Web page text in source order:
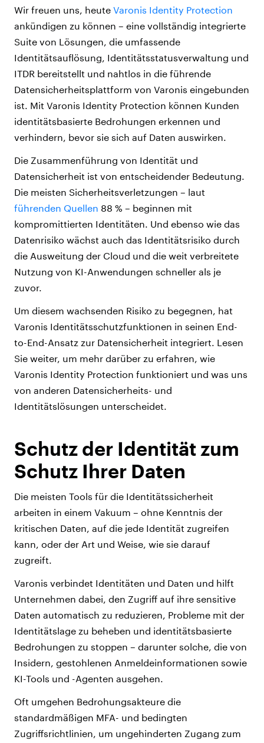
Wir freuen uns, heute Varonis Identity Protection
ankündigen zu können – eine vollständig integrierte
Suite von Lösungen, die umfassende
Identitätsauflösung, Identitätsstatusverwaltung und
ITDR bereitstellt und nahtlos in die führende
Datensicherheitsplattform von Varonis eingebunden
ist. Mit Varonis Identity Protection können Kunden
identitätsbasierte Bedrohungen erkennen und
verhindern, bevor sie sich auf Daten auswirken.
Die Zusammenführung von Identität und
Datensicherheit ist von entscheidender Bedeutung.
Die meisten Sicherheitsverletzungen – laut
führenden Quellen 88 % – beginnen mit
kompromittierten Identitäten. Und ebenso wie das
Datenrisiko wächst auch das Identitätsrisiko durch
die Ausweitung der Cloud und die weit verbreitete
Nutzung von KI-Anwendungen schneller als je
zuvor.
Um diesem wachsenden Risiko zu begegnen, hat
Varonis Identitätsschutzfunktionen in seinen End-
to-End-Ansatz zur Datensicherheit integriert. Lesen
Sie weiter, um mehr darüber zu erfahren, wie
Varonis Identity Protection funktioniert und was uns
von anderen Datensicherheits- und
Identitätslösungen unterscheidet.
Schutz der Identität zum
Schutz Ihrer Daten
Die meisten Tools für die Identitätssicherheit
arbeiten in einem Vakuum – ohne Kenntnis der
kritischen Daten, auf die jede Identität zugreifen
kann, oder der Art und Weise, wie sie darauf
zugreift.
Varonis verbindet Identitäten und Daten und hilft
Unternehmen dabei, den Zugriff auf ihre sensitive
Daten automatisch zu reduzieren, Probleme mit der
Identitätslage zu beheben und identitätsbasierte
Bedrohungen zu stoppen – darunter solche, die von
Insidern, gestohlenen Anmeldeinformationen sowie
KI-Tools und -Agenten ausgehen.
Oft umgehen Bedrohungsakteure die
standardmäßigen MFA- und bedingten
Zugriffsrichtlinien, um ungehinderten Zugang zum